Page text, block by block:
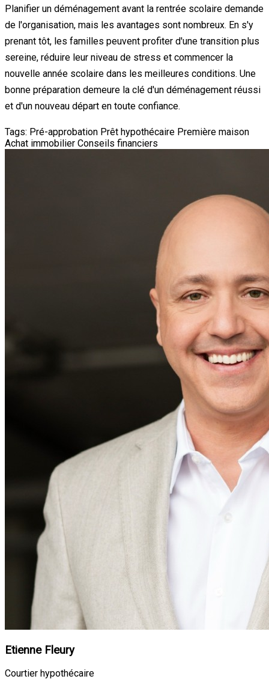
Planifier un déménagement avant la rentrée scolaire demande
de l'organisation, mais les avantages sont nombreux. En s'y
prenant tôt, les familles peuvent profiter d'une transition plus
sereine, réduire leur niveau de stress et commencer la
nouvelle année scolaire dans les meilleures conditions. Une
bonne préparation demeure la clé d'un déménagement réussi
et d'un nouveau départ en toute confiance.
Tags: Pré-approbation Prêt hypothécaire Première maison
Achat immobilier Conseils financiers
Etienne Fleury
Courtier hypothécaire